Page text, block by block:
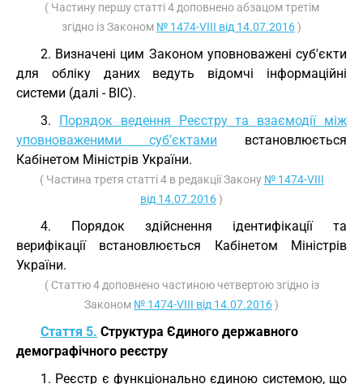
( Частину першу статті 4 доповнено абзацом третім
згідно із Законом № 1474-VIII від 14.07.2016)
2. Визначені цим Законом уповноважені суб'єкти
для обліку даних ведуть відомчі інформаційні
системи (далі - ВІС).
3. Порядок ведення Реєстру та взаємодії між
уповноваженими суб’єктами встановлюється
Кабінетом Міністрів України.
( Частина третя статті 4 в редакції Закону № 1474-VIII
від 14.07.2016)
4. Порядок здійснення ідентифікації та
верифікації встановлюється Кабінетом Міністрів
України.
( Статтю 4 доповнено частиною четвертою згідно із
Законом № 1474-VIII від 14.07.2016)
Стаття 5. Структура Єдиного державного
демографічного реєстру
1. Реєстр є функціонально єдиною системою, що